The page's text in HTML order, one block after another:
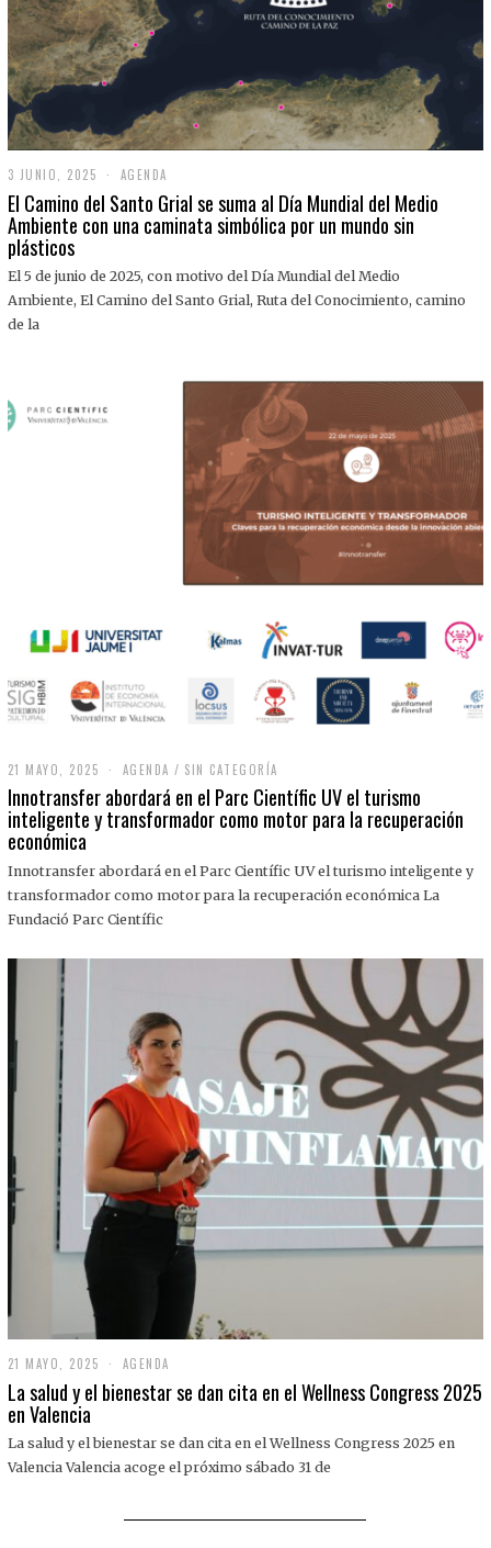
3 JUNIO, 2025
J
U
N
,
0
AGENDA
El Camino del Santo Grial se suma al Día Mundial del Medio
Ambiente con una caminata simbólica por un mundo sin
plásticos
El 5 de junio de 2025, con motivo del Día Mundial del Medio
Ambiente, El Camino del Santo Grial, Ruta del Conocimiento, camino
de la
21 MAYO, 2025
M
A
Y
,
0
2
AGENDA / SIN CATEGORÍA
Innotransfer abordará en el Parc Científic UV el turismo
inteligente y transformador como motor para la recuperación
económica
Innotransfer abordará en el Parc Científic UV el turismo inteligente y
transformador como motor para la recuperación económica La
Fundació Parc Científic
21 MAYO, 2025
1
M
O
,
AGENDA
La salud y el bienestar se dan cita en el Wellness Congress 2025
en Valencia
La salud y el bienestar se dan cita en el Wellness Congress 2025 en
Valencia Valencia acoge el próximo sábado 31 de